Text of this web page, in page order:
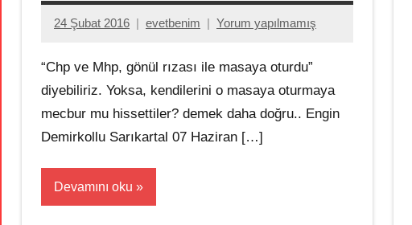
24 Şubat 2016 evetbenim Yorum yapılmamış
“Chp ve Mhp, gönül rızası ile masaya oturdu”
diyebiliriz. Yoksa, kendilerini o masaya oturmaya
mecbur mu hissettiler? demek daha doğru.. Engin
Demirkollu Sarıkartal 07 Haziran […]
Devamını oku